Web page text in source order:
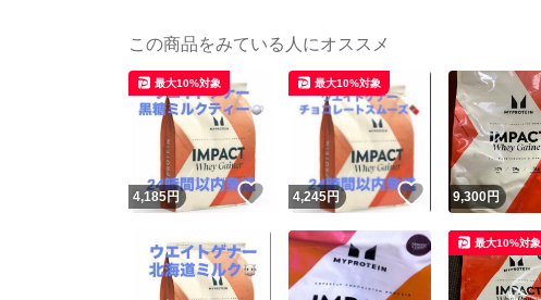
この商品をみている人にオススメ
4,185円 いいね！
最大10%対象
4,245円 いいね！
最大10%対象
9,300円
最大10%対象